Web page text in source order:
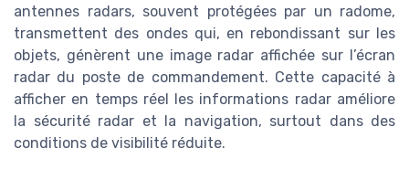
antennes radars, souvent protégées par un radome,
transmettent des ondes qui, en rebondissant sur les
objets, génèrent une image radar affichée sur l’écran
radar du poste de commandement. Cette capacité à
afficher en temps réel les informations radar améliore
la sécurité radar et la navigation, surtout dans des
conditions de visibilité réduite.